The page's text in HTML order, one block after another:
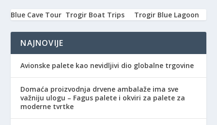
Blue Cave Tour Trogir Boat Trips Trogir Blue Lagoon
NAJNOVIJE
Avionske palete kao nevidljivi dio globalne trgovine
Domaća proizvodnja drvene ambalaže ima sve
važniju ulogu – Fagus palete i okviri za palete za
moderne tvrtke